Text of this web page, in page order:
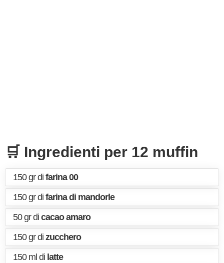
🛒 Ingredienti per 12 muffin
150 gr di farina 00
150 gr di farina di mandorle
50 gr di cacao amaro
150 gr di zucchero
150 ml di latte